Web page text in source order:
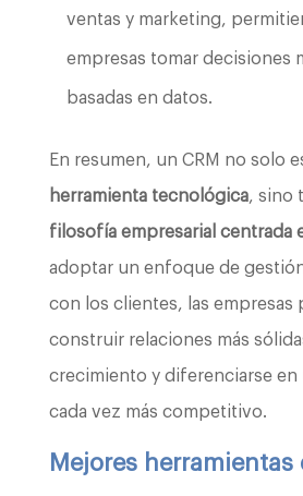
ventas y marketing,
empresas tomar decisiones
basadas en datos.
En resumen, un CRM no solo
herramienta tecnológica, sino
filosofía empresarial centrada
adoptar un enfoque de
con los clientes, las empresas
construir relaciones más
crecimiento y diferenciarse en
cada vez más competitivo.
Mejores herramientas